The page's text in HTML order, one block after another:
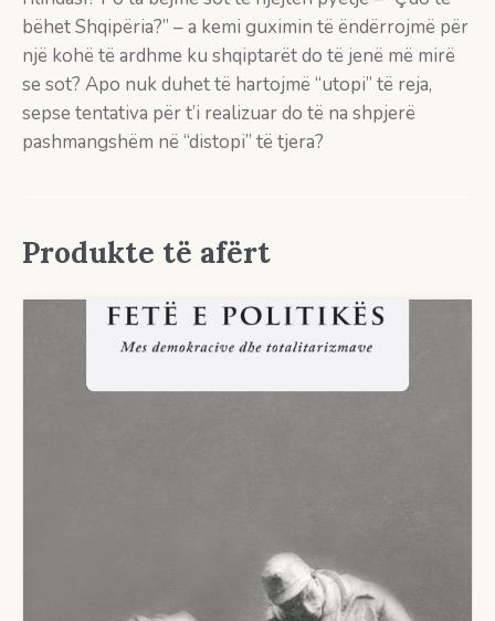
bëhet Shqipëria?” – a kemi guximin të ëndërrojmë për
një kohë të ardhme ku shqiptarët do të jenë më mirë
se sot? Apo nuk duhet të hartojmë “utopi” të reja,
sepse tentativa për t’i realizuar do të na shpjerë
pashmangshëm në “distopi” të tjera?
Produkte të afërt